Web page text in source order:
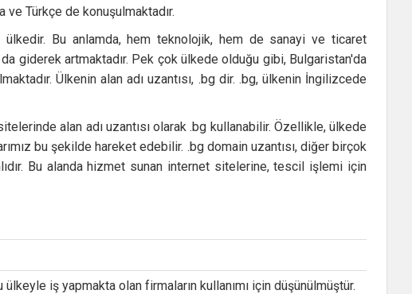
ve Türkçe de konuşulmaktadır.
Bu anlamda, hem teknolojik, hem de sanayi ve ticaret
giderek artmaktadır. Pek çok ülkede olduğu gibi, Bulgaristan'da
Ülkenin alan adı uzantısı, .bg dir. .bg, ülkenin İngilizcede
alan adı uzantısı olarak .bg kullanabilir. Özellikle, ülkede
bu şekilde hareket edebilir. .bg domain uzantısı, diğer birçok
Bu alanda hizmet sunan internet sitelerine, tescil işlemi için
iş yapmakta olan firmaların kullanımı için düşünülmüştür.